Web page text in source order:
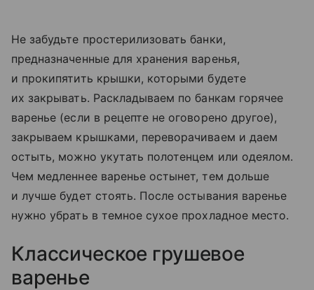
Не забудьте простерилизовать банки,
предназначенные для хранения варенья,
и прокипятить крышки, которыми будете
их закрывать. Раскладываем по банкам горячее
варенье (если в рецепте не оговорено другое),
закрываем крышками, переворачиваем и даем
остыть, можно укутать полотенцем или одеялом.
Чем медленнее варенье остынет, тем дольше
и лучше будет стоять. После остывания варенье
нужно убрать в темное сухое прохладное место.
Классическое грушевое
варенье